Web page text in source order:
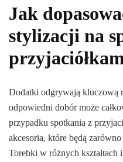
Jak
stylizacji na
Dodatki odgrywają kluczową
odpowiedni dobór może
przypadku spotkania z
akcesoria, które będą
Torebki w różnych kształtach